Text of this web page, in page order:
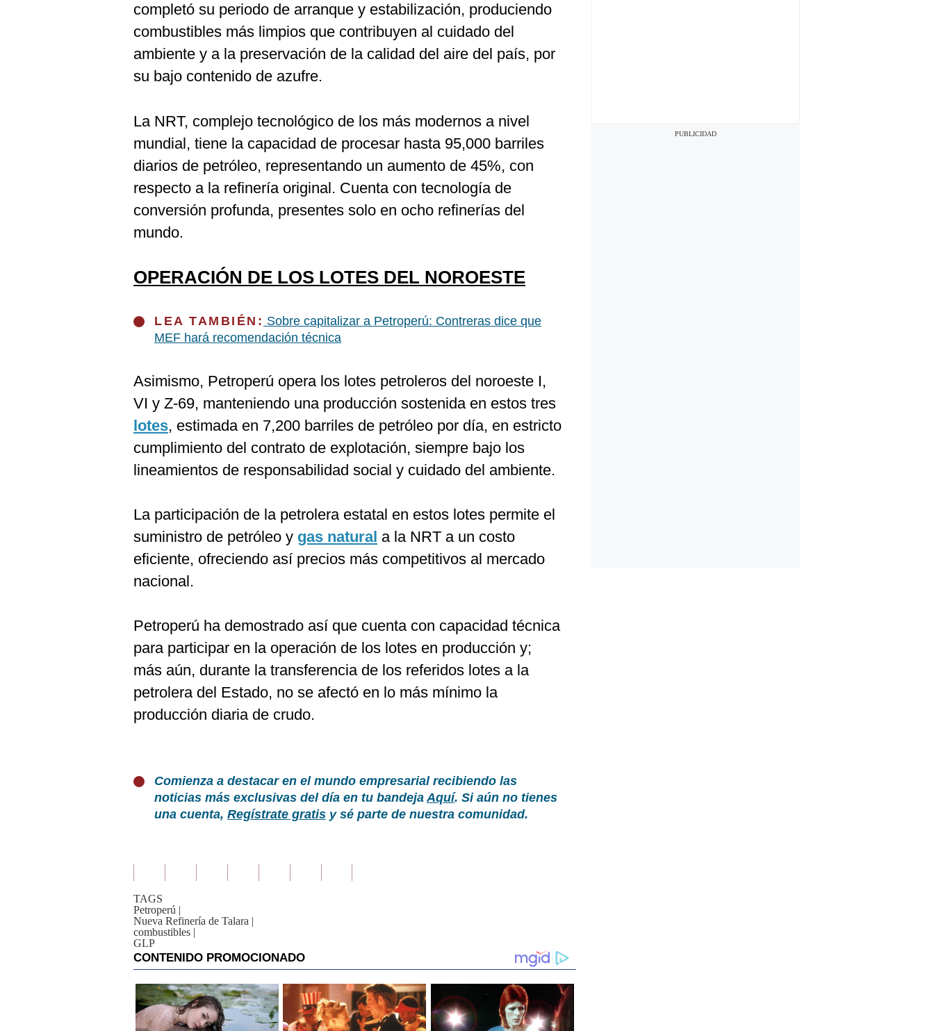
completó su periodo de arranque y estabilización, produciendo
combustibles más limpios que contribuyen al cuidado del
ambiente y a la preservación de la calidad del aire del país, por
su bajo contenido de azufre.
La NRT, complejo tecnológico de los más modernos a nivel
mundial, tiene la capacidad de procesar hasta 95,000 barriles
diarios de petróleo, representando un aumento de 45%, con
respecto a la refinería original. Cuenta con tecnología de
conversión profunda, presentes solo en ocho refinerías del
mundo.
OPERACIÓN DE LOS LOTES DEL NOROESTE
LEA TAMBIÉN: Sobre capitalizar a Petroperú: Contreras dice que
MEF hará recomendación técnica
Asimismo, Petroperú opera los lotes petroleros del noroeste I,
VI y Z-69, manteniendo una producción sostenida en estos tres
lotes, estimada en 7,200 barriles de petróleo por día, en estricto
cumplimiento del contrato de explotación, siempre bajo los
lineamientos de responsabilidad social y cuidado del ambiente.
La participación de la petrolera estatal en estos lotes permite el
suministro de petróleo y gas natural a la NRT a un costo
eficiente, ofreciendo así precios más competitivos al mercado
nacional.
Petroperú ha demostrado así que cuenta con capacidad técnica
para participar en la operación de los lotes en producción y;
más aún, durante la transferencia de los referidos lotes a la
petrolera del Estado, no se afectó en lo más mínimo la
producción diaria de crudo.
Comienza a destacar en el mundo empresarial recibiendo las
noticias más exclusivas del día en tu bandejaAquí. Si aún no tienes
una cuenta, Regístrate gratis y sé parte de nuestra comunidad.
TAGS
Petroperú |
Nueva Refinería de Talara |
combustibles |
GLP